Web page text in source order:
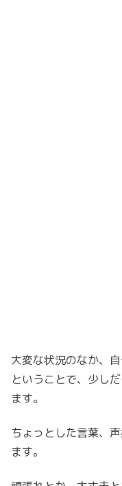
大変な状況のなか、
ということで、 少し
ます。
ちょっとした言葉、
ます。